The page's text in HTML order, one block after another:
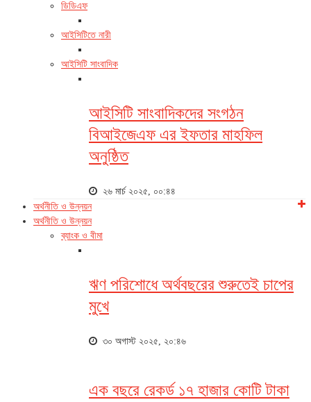
ডিডিএফ
আইসিটিতে নারী
আইসিটি সাংবাদিক
আইসিটি সাংবাদিকদের সংগঠন
বিআইজেএফ এর ইফতার মাহফিল
অনুষ্ঠিত
২৬ মার্চ ২০২৫, ০০:৪৪
অর্থনীতি ও উন্নয়ন
অর্থনীতি ও উন্নয়ন
ব্যাংক ও বীমা
ঋণ পরিশোধে অর্থবছরের শুরুতেই চাপের
মুখে
৩০ অগাস্ট ২০২৫, ২০:৪৬
এক বছরে রেকর্ড ১৭ হাজার কোটি টাকা